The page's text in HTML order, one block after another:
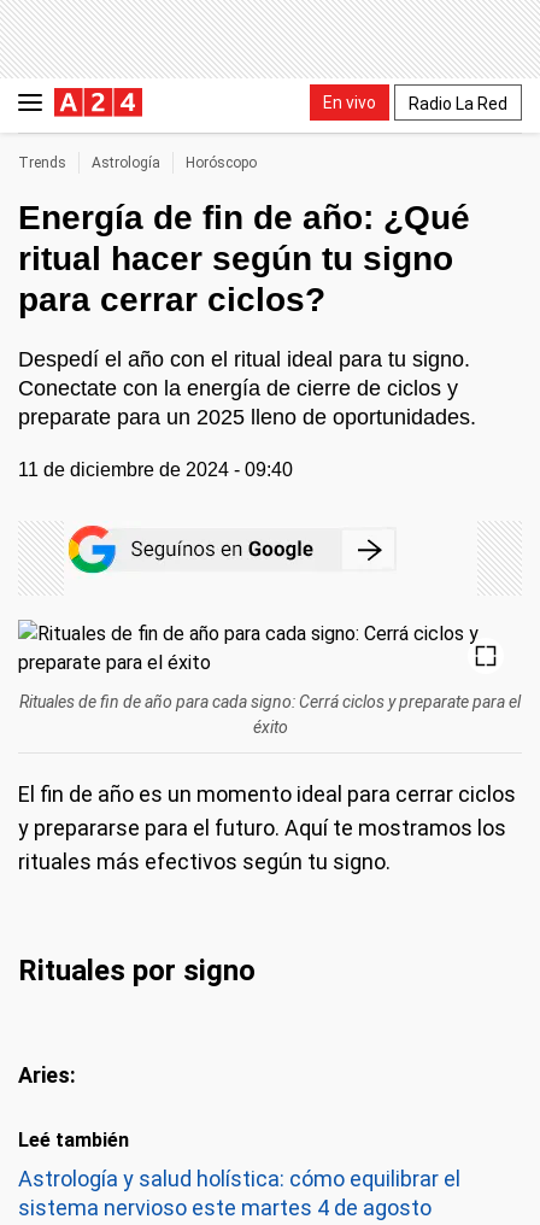
En vivo Radio La Red
Trends Astrología Horóscopo
Energía de fin de año: ¿Qué
ritual hacer según tu signo
para cerrar ciclos?
Despedí el año con el ritual ideal para tu signo.
Conectate con la energía de cierre de ciclos y
preparate para un 2025 lleno de oportunidades.
11 de diciembre de 2024 - 09:40
Rituales de fin de año para cada signo: Cerrá ciclos y preparate para el
éxito
El fin de año es un momento ideal para cerrar ciclos
y prepararse para el futuro. Aquí te mostramos los
rituales más efectivos según tu signo.
Rituales por signo
Aries:
Leé también
Astrología y salud holística: cómo equilibrar el
sistema nervioso este martes 4 de agosto